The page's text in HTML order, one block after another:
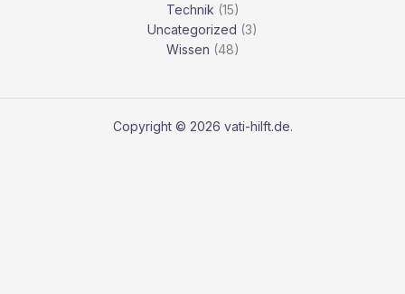
Technik (15)
Uncategorized (3)
Wissen (48)
Copyright © 2026 vati-hilft.de.